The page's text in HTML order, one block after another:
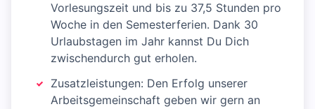
Vorlesungszeit und bis zu 37,5 Stunden pro
Woche in den Semesterferien. Dank 30
Urlaubstagen im Jahr kannst Du Dich
zwischendurch gut erholen.
Zusatzleistungen: Den Erfolg unserer
Arbeitsgemeinschaft geben wir gern an